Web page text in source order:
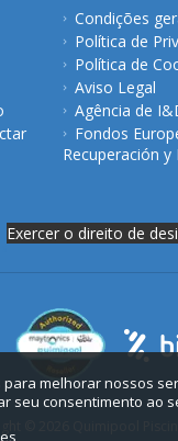
Condições
Política de
Política de
Aviso Legal
Agência de
Fondos
Recuperación y
melhorar nossos
seu consentimento ao
Exercer o direito de